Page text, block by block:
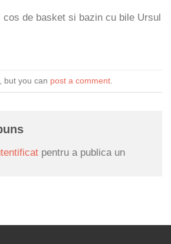
cos de basket si bazin cu bile Ursul
but you can post a comment
pentru a publica un